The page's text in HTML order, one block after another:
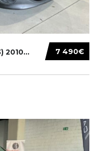
7 490€
2010...